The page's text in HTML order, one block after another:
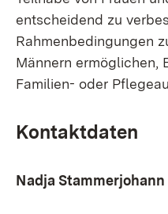
entscheidend zu
Rahmenbedingungen
Männern ermöglichen,
Familien- oder
Kontaktdaten
Nadja Stammerjohann